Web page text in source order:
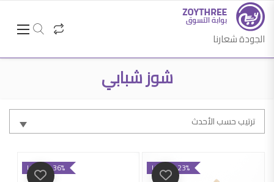
الجودة شعارنا
شوز شبابي
ترتيب حسب الأحدث
UP TO -23%
UP TO -36%